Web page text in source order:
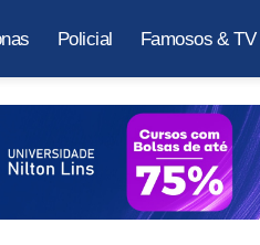
Policial Famosos & TV